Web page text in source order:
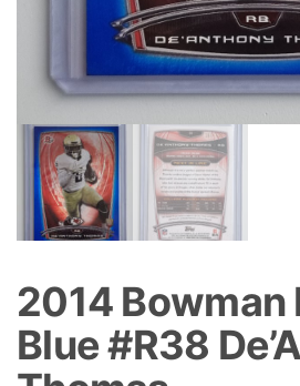
2014 Bowman
Blue #R38